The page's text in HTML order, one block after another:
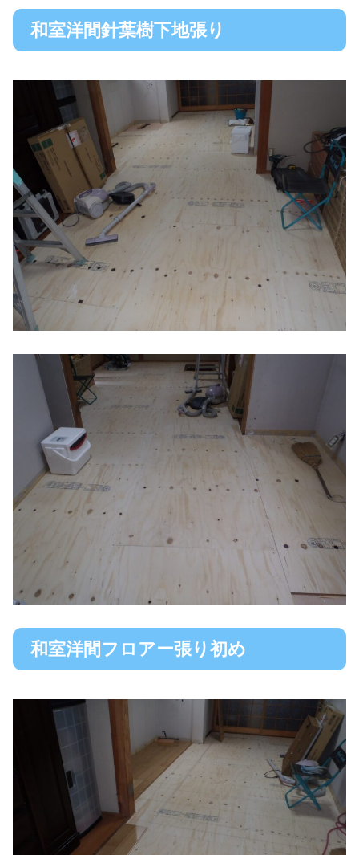
和室洋間針葉樹下地張り
和室洋間フロアー張り初め